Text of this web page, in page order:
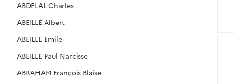
ABDELAL Charles
ABEILLE Albert
ABEILLE Emile
ABEILLE Paul Narcisse
ABRAHAM François Blaise